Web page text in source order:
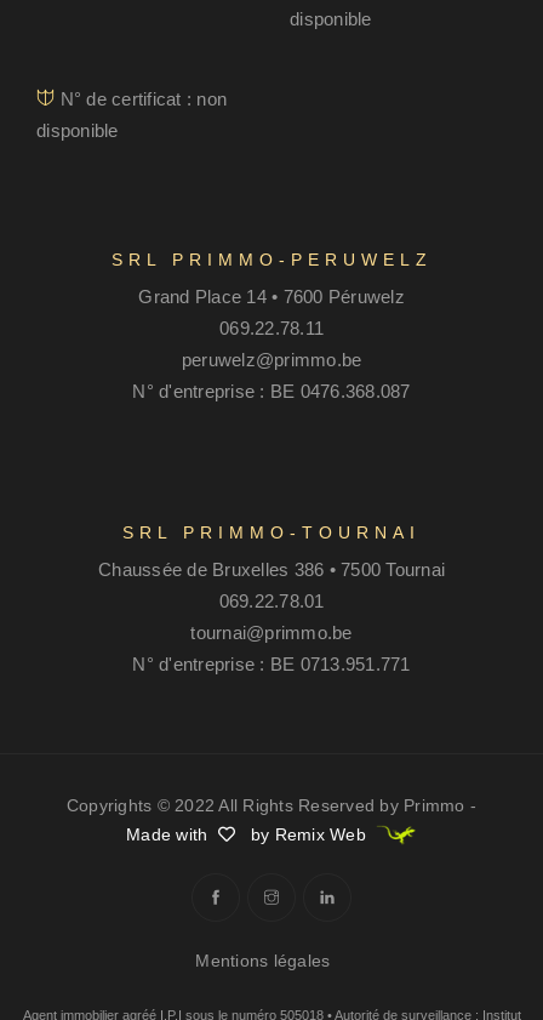
disponible
N° de certificat : non
disponible
SRL PRIMMO-PERUWELZ
Grand Place 14 • 7600 Péruwelz
069.22.78.11
peruwelz@primmo.be
N° d'entreprise : BE 0476.368.087
SRL PRIMMO-TOURNAI
Chaussée de Bruxelles 386 • 7500 Tournai
069.22.78.01
tournai@primmo.be
N° d'entreprise : BE 0713.951.771
Copyrights © 2022 All Rights Reserved by Primmo -
Made with
by Remix Web
Mentions légales
Agent immobilier agréé I.P.I sous le numéro 505018 • Autorité de surveillance : Institut